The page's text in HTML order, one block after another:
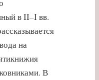
в II–I вв.
на
В